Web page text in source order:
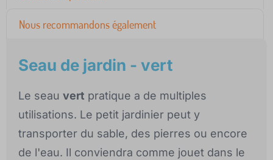
Nous recommandons également
Seau de jardin - vert
Le seau vert pratique a de multiples
utilisations. Le petit jardinier peut y
transporter du sable, des pierres ou encore
de l'eau. Il conviendra comme jouet dans le